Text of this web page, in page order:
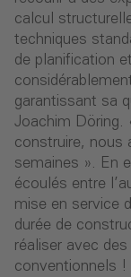
calcul
techniques
de planiﬁcation
garantissant sa
Joachim Döring.
construire, nous
semaines ». En
écoulés entre
mise en service
durée de
réaliser avec
conventionnels !